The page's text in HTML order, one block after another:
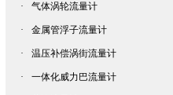
· 气体涡轮流量计
· 金属管浮子流量计
· 温压补偿涡街流量计
· 一体化威力巴流量计